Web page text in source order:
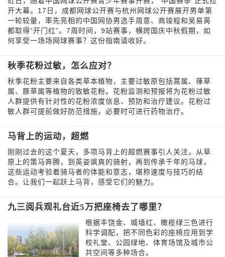
开大幕。17日，成都网球公开赛与杭州网球公开赛展开男单第
一轮较量，率先亮相的中国网协男选手周意、商竣程和吴易昺
都取得“开门红”。7周时间，9站赛事，横跨国庆中秋假期，如
何享受一场场网球赛事？这份指南请收好。
秋季花粉过敏，怎么应对？
秋季花粉主要来自各类草本植物，主要过敏原包括蒿属、葎草
属、豚草属等植物的致敏花粉。花粉监测和预报将为花粉过敏
人群提供有针对性的花粉浓度信息、预防和治疗建议。花粉过
敏人群可提前做好防范措施，必要时可进行药物治疗。
马背上的运动，超燃
刚刚过去的这个夏天，多项马背上的超燃赛事引人关注。从草
原上的策马奔腾，到英姿飒爽的骑射，再到传承千年的马球，
这些运动考验着骑马者的体能和意志，堪称速度与技巧的结
合。让我们一起跃上马背，感受它们的魅力。
九三阅兵观礼台近5万把座椅去了哪里？
根据丰饶金、城墙红、橄榄绿三色进行
科学调配，把不同色彩的座椅应用到学
校礼堂、公园绿地、体育场馆及城市公
共空间等多种场合。